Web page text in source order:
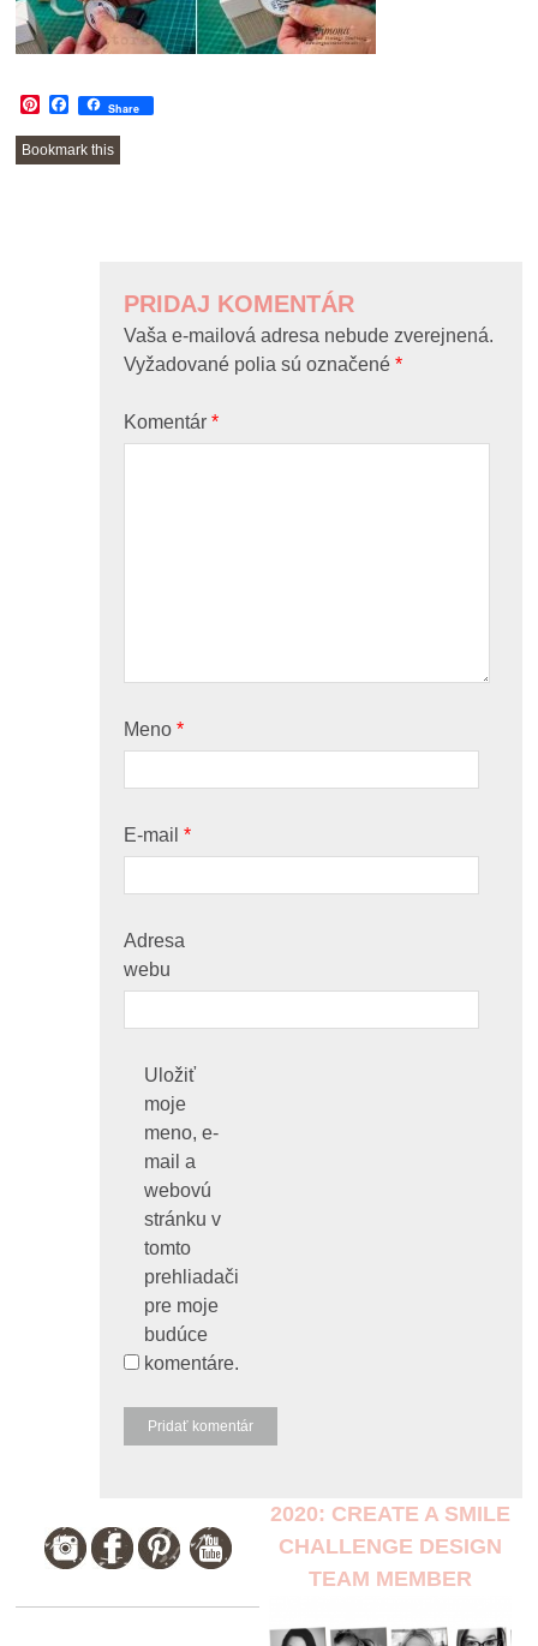
Pinterest
Facebook
Share
Bookmark this
PRIDAJ KOMENTÁR
Vaša e-mailová adresa nebude zverejnená.
Vyžadované polia sú označené*
Komentár*
Meno*
E-mail*
Adresa
webu
Uložiť
moje
meno, e-
mail a
webovú
stránku v
tomto
prehliadači
pre moje
budúce
komentáre.
2020: CREATE A SMILE
CHALLENGE DESIGN
TEAM MEMBER